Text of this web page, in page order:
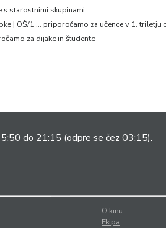
starostnimi skupinami:
| OŠ/1 … priporočamo za učence v 1.
za dijake in študente
do 21:15 (odpre se čez 03:15).
O kinu
Ekipa